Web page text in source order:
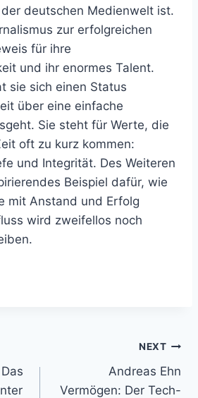
deutschen Medienwelt ist.
zur erfolgreichen
für ihre
und ihr enormes Talent.
sie sich einen Status
über eine einfache
Sie steht für Werte, die
oft zu kurz kommen:
und Integrität. Des Weiteren
Beispiel dafür, wie
mit Anstand und Erfolg
wird zweifellos noch
NEXT
Andreas Ehn
Vermögen: Der Tech-